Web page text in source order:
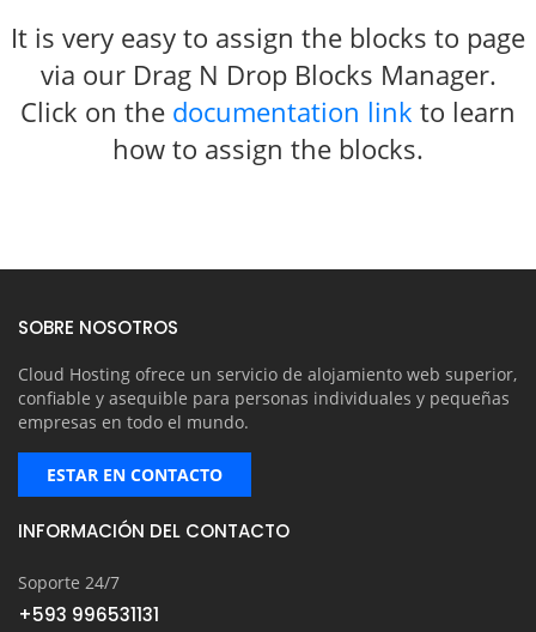
It is very easy to assign the blocks to page
via our Drag N Drop Blocks Manager.
Click on the documentation link to learn
how to assign the blocks.
SOBRE NOSOTROS
Cloud Hosting ofrece un servicio de alojamiento web superior,
confiable y asequible para personas individuales y pequeñas
empresas en todo el mundo.
ESTAR EN CONTACTO
INFORMACIÓN DEL CONTACTO
Soporte 24/7
+593 996531131